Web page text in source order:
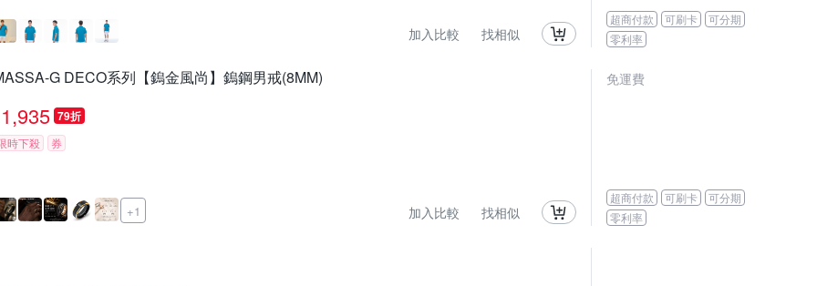
加入比較 找相似
超商付款 可刷卡
可分期
零利率
G DECO系列【鎢金風尚】鎢鋼男戒(8MM)
1,935 79折
時下殺 券
+1 加入比較 找相似
免運費
超商付款 可刷卡
可分期
零利率